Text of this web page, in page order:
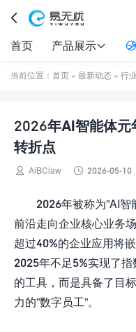

首页 产品展示 
当前位置： 首页 » 最新动态 » 行
2026年AI智能体元
转折点
 AiBClaw  2026-05-10
2026年被称为”AI
前沿走向企业核心业务
超过40%的企业应用将
2025年不足5%实现了
的工具，而是具备了目
力的”数字员工”。